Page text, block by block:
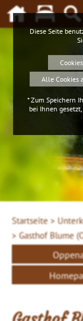
Startseite >
>Gasthof Blume
Diese Seite
Alle Cookies
* Zum Speichern
bei Ihnen